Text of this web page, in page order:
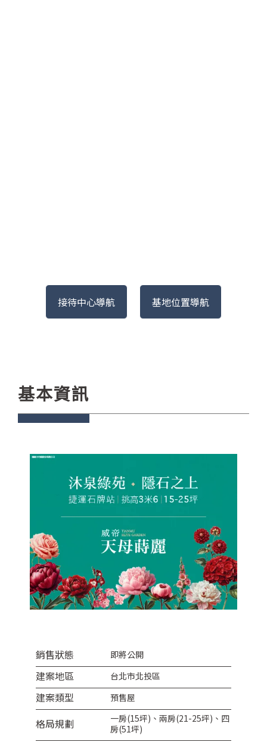
接待中心導航 基地位置導航
基本資訊
銷售狀態 即將公開
建案地區 台北市北投區
建案類型 預售屋
格局規劃
一房(15坪)、兩房(21-25坪)、四
房(51坪)